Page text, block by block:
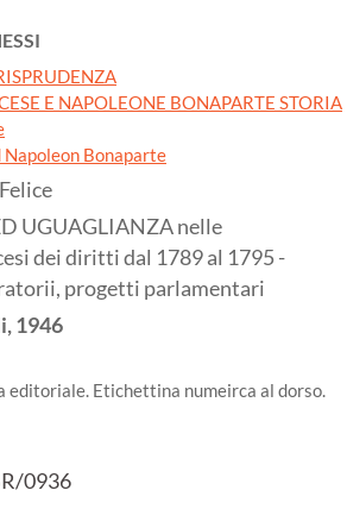
E NAPOLEONE BONAPARTE STORIA
Napoleon Bonaparte
UGUAGLIANZA nelle
dei diritti dal 1789 al 1795 -
progetti parlamentari
1946
editoriale. Etichettina numeirca al dorso.
0936